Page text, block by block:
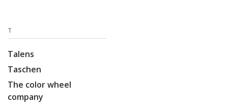
T
Talens
Taschen
The color wheel
company